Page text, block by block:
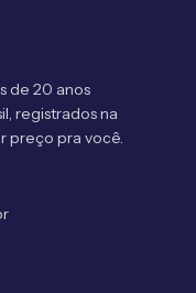
de 20 anos
registrados na
preço pra você.